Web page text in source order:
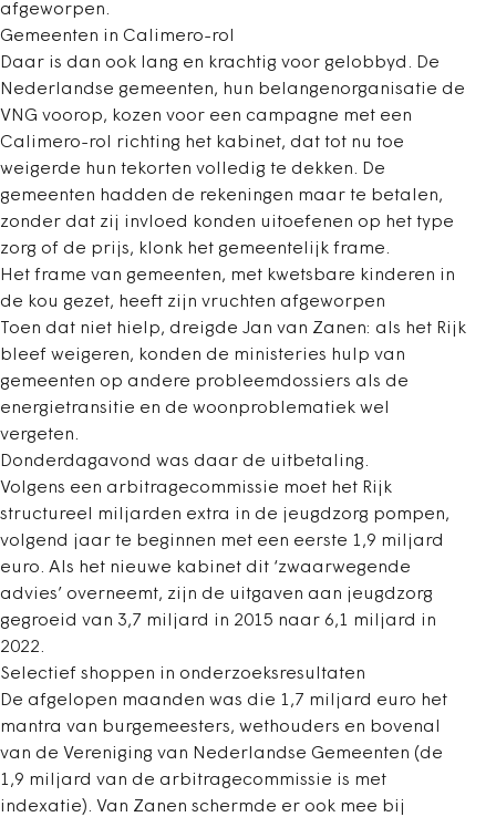
afgeworpen.
Gemeenten in Calimero-rol
Daar is dan ook lang en krachtig voor gelobbyd. De
Nederlandse gemeenten, hun belangenorganisatie de
VNG voorop, kozen voor een campagne met een
Calimero-rol richting het kabinet, dat tot nu toe
weigerde hun tekorten volledig te dekken. De
gemeenten hadden de rekeningen maar te betalen,
zonder dat zij invloed konden uitoefenen op het type
zorg of de prijs, klonk het gemeentelijk frame.
Het frame van gemeenten, met kwetsbare kinderen in
de kou gezet, heeft zijn vruchten afgeworpen
Toen dat niet hielp, dreigde Jan van Zanen: als het Rijk
bleef weigeren, konden de ministeries hulp van
gemeenten op andere probleemdossiers als de
energietransitie en de woonproblematiek wel
vergeten.
Donderdagavond was daar de uitbetaling.
Volgens een arbitragecommissie moet het Rijk
structureel miljarden extra in de jeugdzorg pompen,
volgend jaar te beginnen met een eerste 1,9 miljard
euro. Als het nieuwe kabinet dit ‘zwaarwegende
advies’ overneemt, zijn de uitgaven aan jeugdzorg
gegroeid van 3,7 miljard in 2015 naar 6,1 miljard in
2022.
Selectief shoppen in onderzoeksresultaten
De afgelopen maanden was die 1,7 miljard euro het
mantra van burgemeesters, wethouders en bovenal
van de Vereniging van Nederlandse Gemeenten (de
1,9 miljard van de arbitragecommissie is met
indexatie). Van Zanen schermde er ook mee bij